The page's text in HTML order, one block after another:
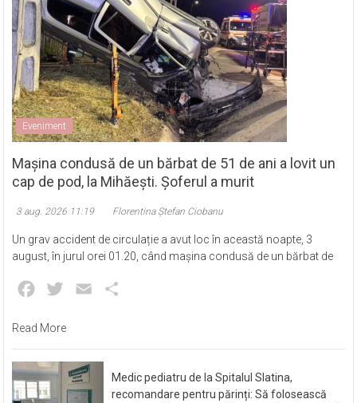
Eveniment
Mașina condusă de un bărbat de 51 de ani a lovit un
cap de pod, la Mihăești. Șoferul a murit
3 aug. 2026 11:19 Florentina Ștefan Ciobanu
Un grav accident de circulație a avut loc în această noapte, 3
august, în jurul orei 01.20, când mașina condusă de un bărbat de
Facebook
Twitter Email
Read More
Medic pediatru de la Spitalul Slatina,
recomandare pentru părinți: Să folosească